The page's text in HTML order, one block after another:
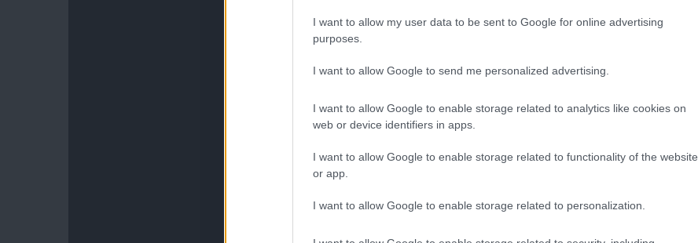
I want to allow my user data to be sent to Google for online advertising
purposes.
I want to allow Google to send me personalized advertising.
I want to allow Google to enable storage related to analytics like cookies on
web or device identifiers in apps.
I want to allow Google to enable storage related to functionality of the website
or app.
I want to allow Google to enable storage related to personalization.